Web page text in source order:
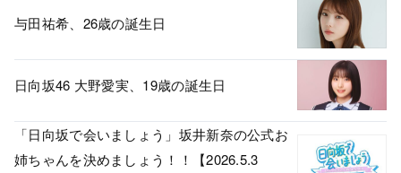
与田祐希、26歳の誕生日
日向坂46 大野愛実、19歳の誕生日
「日向坂で会いましょう」坂井新奈の公式お
姉ちゃんを決めましょう！！【2026.5.3